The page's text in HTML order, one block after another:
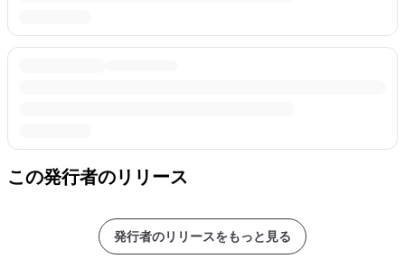
この発行者のリリース
発行者のリリースをもっと見る